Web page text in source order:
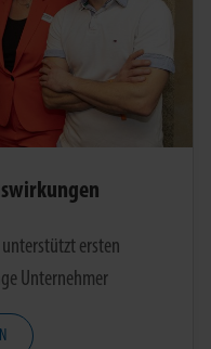
ersten
Unternehmer